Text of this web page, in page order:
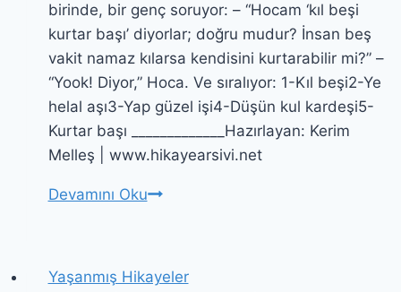
birinde, bir genç soruyor: – “Hocam ‘kıl beşi
kurtar başı’ diyorlar; doğru mudur? İnsan beş
vakit namaz kılarsa kendisini kurtarabilir mi?” –
“Yook! Diyor,” Hoca. Ve sıralıyor: 1-Kıl beşi2-Ye
helal aşı3-Yap güzel işi4-Düşün kul kardeşi5-
Kurtar başı _____________Hazırlayan: Kerim
Melleş | www.hikayearsivi.net
Devamını OkuKIL
BAŞI
Yaşanmış Hikayeler